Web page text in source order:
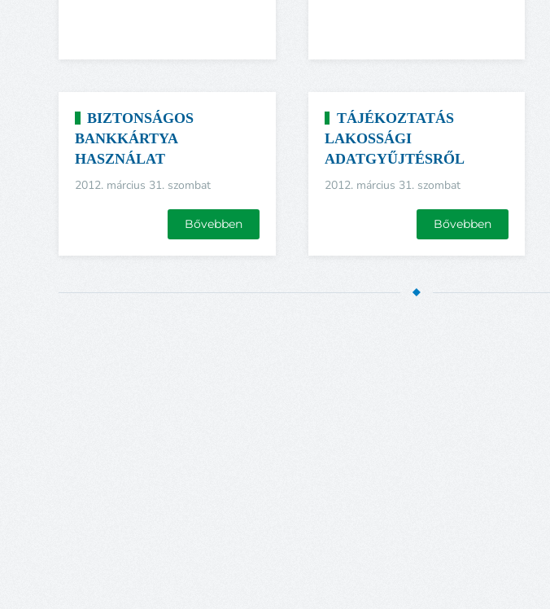
BIZTONSÁGOS
BANKKÁRTYA
HASZNÁLAT
2012. március 31. szombat
Bővebben
TÁJÉKOZTATÁS
LAKOSSÁGI
ADATGYŰJTÉSRŐL
2012. március 31. szombat
Bővebben